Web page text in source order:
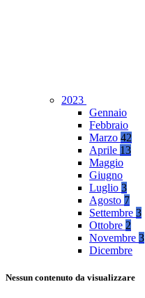
2023
Gennaio
Febbraio
Marzo 42
Aprile 13
Maggio
Giugno
Luglio 3
Agosto 7
Settembre 3
Ottobre 2
Novembre 3
Dicembre
Nessun contenuto da visualizzare